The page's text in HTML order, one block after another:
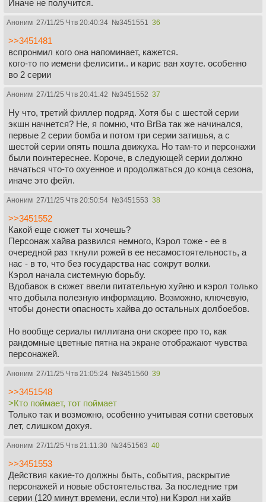
Иначе не получится.
Аноним 27/11/25 Чтв 20:40:34 №3451551 36
>>3451481
вспронмил кого она напоминает, кажется.
кого-то по иемени фелисити.. и карис ван хоуте. особенно
во 2 серии
Аноним 27/11/25 Чтв 20:41:42 №3451552 37
Ну что, третий филлер подряд. Хотя бы с шестой серии
экшн начнется? Не, я помню, что BrBa так же начинался,
первые 2 серии бомба и потом три серии затишья, а с
шестой серии опять пошла движуха. Но там-то и персонажи
были поинтереснее. Короче, в следующей серии должно
начаться что-то охуенное и продолжаться до конца сезона,
иначе это фейл.
Аноним 27/11/25 Чтв 20:50:54 №3451553 38
>>3451552
Какой еще сюжет ты хочешь?
Персонаж хайва развился немного, Кэрол тоже - ее в
очередной раз ткнули рожей в ее несамостоятельность, а
нас - в то, что без государства нас сожрут волки.
Кэрол начала системную борьбу.
Вдобавок в сюжет ввели питательную хуйню и кэрол только
что добыла полезную информацию. Возможно, ключевую,
чтобы донести опасность хайва до остальных долбоебов.
Но вообще сериалы гиллигана они скорее про то, как
рандомные цветные пятна на экране отображают чувства
персонажей.
Аноним 27/11/25 Чтв 21:05:24 №3451560 39
>>3451548
>Кто поймает, тот поймает
Только так и возможно, особенно учитывая сотни световых
лет, слишком дохуя.
Аноним 27/11/25 Чтв 21:11:30 №3451563 40
>>3451553
Действия какие-то должны быть, события, раскрытие
персонажей и новые обстоятельства. За последние три
серии (120 минут времени, если что) ни Кэрол ни хайв